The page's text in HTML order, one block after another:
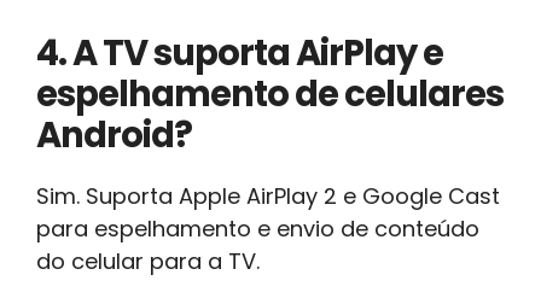
4. A TV suporta AirPlay e
espelhamento de celulares
Android?
Sim. Suporta Apple AirPlay 2 e Google Cast
para espelhamento e envio de conteúdo
do celular para a TV.